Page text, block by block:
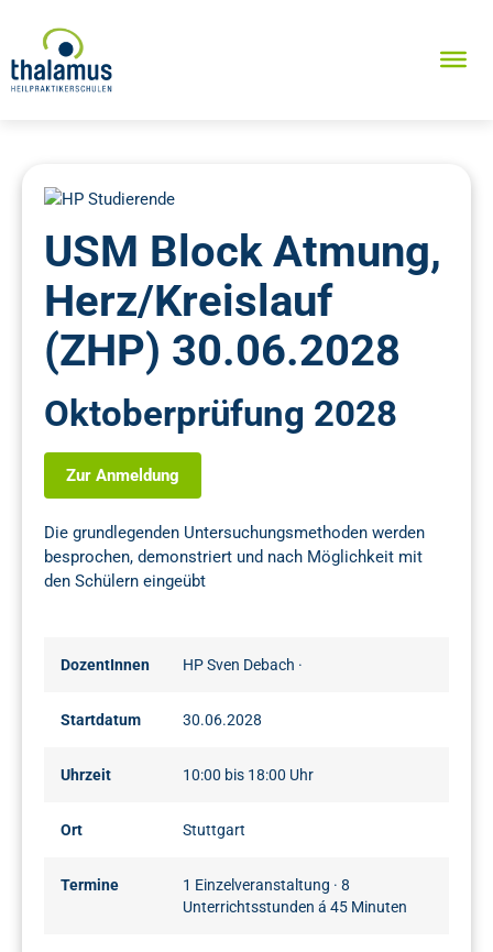
USM Block Atmung,
Herz/Kreislauf
(ZHP) 30.06.2028
Oktoberprüfung 2028
Zur Anmeldung
Die grundlegenden Untersuchungsmethoden werden
besprochen, demonstriert und nach Möglichkeit mit
den Schülern eingeübt
DozentInnen HP Sven Debach ·
Startdatum 30.06.2028
Uhrzeit 10:00 bis 18:00 Uhr
Ort Stuttgart
Termine
1 Einzelveranstaltung · 8
Unterrichtsstunden á 45 Minuten